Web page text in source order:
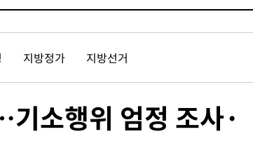
지방정가 지방선거
소행위 엄정 조사·